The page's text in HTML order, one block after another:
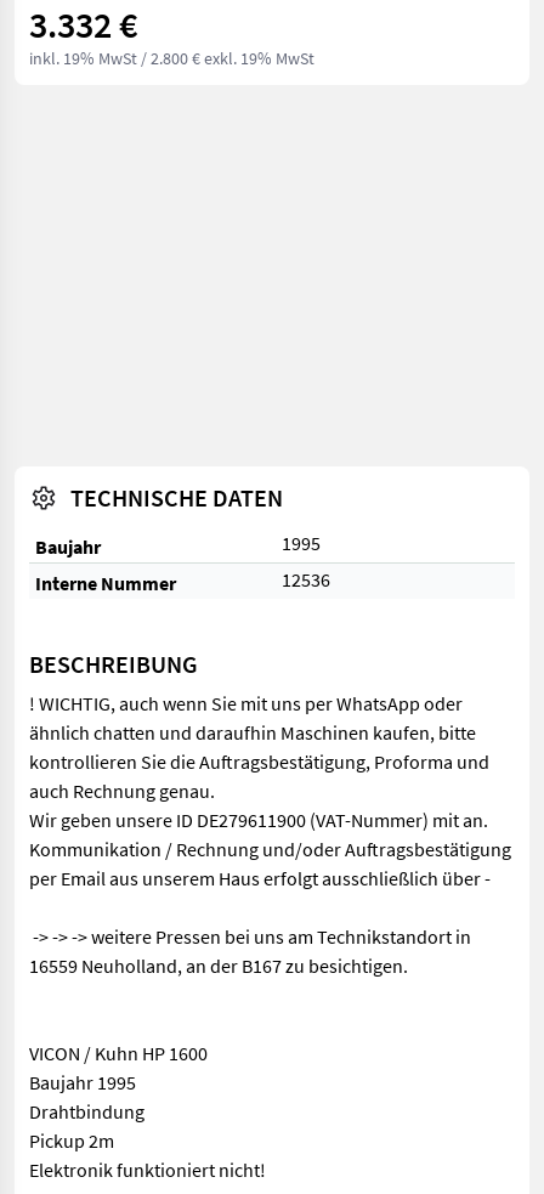
3.332 €
inkl. 19% MwSt / 2.800 € exkl. 19% MwSt
TECHNISCHE DATEN
Baujahr
1995
Interne Nummer
12536
BESCHREIBUNG
! WICHTIG, auch wenn Sie mit uns per WhatsApp oder
ähnlich chatten und daraufhin Maschinen kaufen, bitte
kontrollieren Sie die Auftragsbestätigung, Proforma und
auch Rechnung genau.
Wir geben unsere ID DE279611900 (VAT-Nummer) mit an.
Kommunikation / Rechnung und/oder Auftragsbestätigung
per Email aus unserem Haus erfolgt ausschließlich über -
-> -> -> weitere Pressen bei uns am Technikstandort in
16559 Neuholland, an der B167 zu besichtigen.
VICON / Kuhn HP 1600
Baujahr 1995
Drahtbindung
Pickup 2m
Elektronik funktioniert nicht!